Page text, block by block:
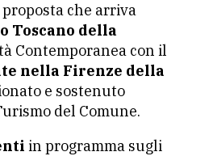
proposta che arriva
Toscano della
Contemporanea con il
nella Firenze della
e sostenuto
del Comune.
in programma sugli